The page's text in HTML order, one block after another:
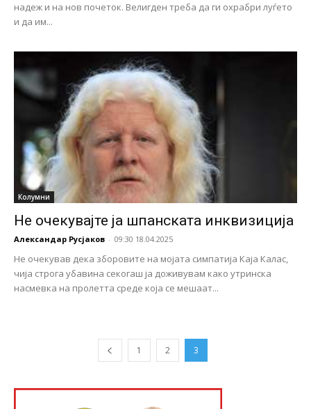
надеж и на нов почеток. Велигден треба да ги охрабри луѓето
и да им...
Колумни
Не очекувајте ја шпанската инквизиција
Александар Русјаков - 09:30 18.04.2025
Не очекував дека зборовите на мојата симпатија Каја Калас,
чија строга убавина секогаш ја доживувам како утринска
насмевка на пролетта среде која се мешаат...
1 2 3